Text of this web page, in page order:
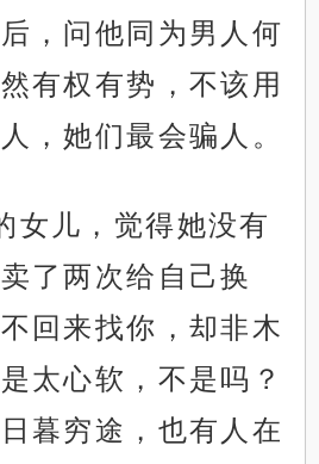
，问他同为男人何
有权有势，不该用
，她们最会骗人。
女儿，觉得她没有
了两次给自己换
回来找你，却非木
太心软，不是吗？
暮穷途，也有人在